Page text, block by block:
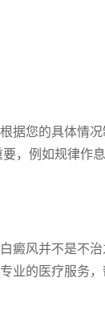
据您的具体情
，例如规律作
癜风并不是不
业的医疗服务